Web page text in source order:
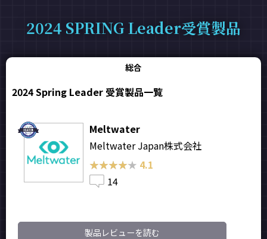
2024 SPRING Leader受賞製品
総合
2024 Spring Leader 受賞製品一覧
Meltwater
Meltwater Japan株式会社
★★★★★
★★★★★ 4.1
14
製品レビューを読む